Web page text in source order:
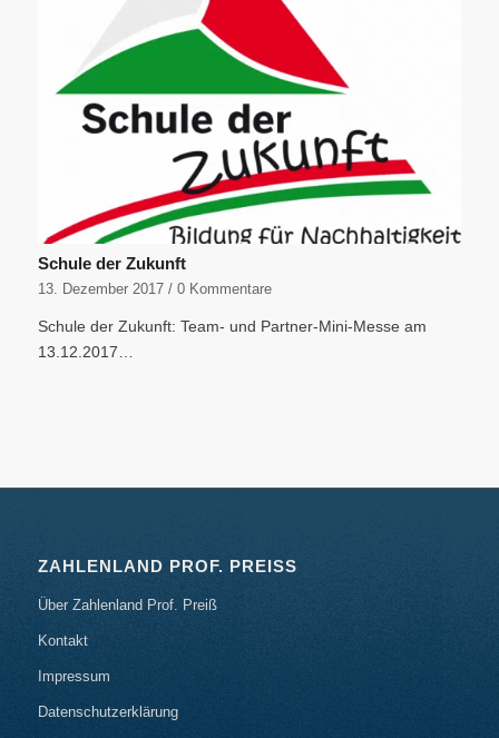
Schule der Zukunft
13. Dezember 2017 / 0 Kommentare
Schule der Zukunft: Team- und Partner-Mini-Messe am
13.12.2017…
ZAHLENLAND PROF. PREISS
Über Zahlenland Prof. Preiß
Kontakt
Impressum
Datenschutzerklärung